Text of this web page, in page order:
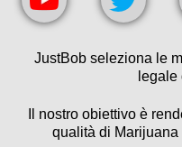
JustBob seleziona le
legale
Il nostro obiettivo è
qualità di